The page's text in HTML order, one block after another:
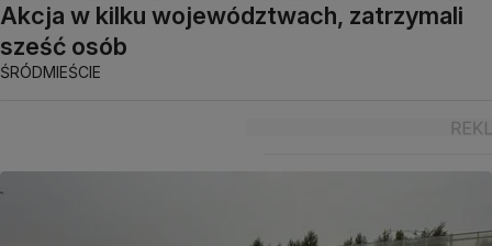
Akcja w kilku województwach, zatrzymali
sześć osób
ŚRÓDMIEŚCIE